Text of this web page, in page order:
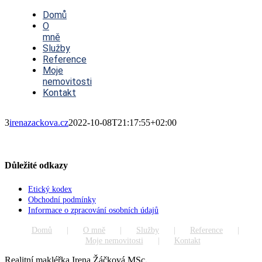
NavigationDomů
O
mně
Služby
Reference
Moje
nemovitosti
Kontakt
3irenazackova.cz2022-10-08T21:17:55+02:00
Důležité odkazy
Etický kodex
Obchodní podmínky
Informace o zpracování osobních údajů
Domů O mně Služby
Reference
Moje nemovitosti
Kontakt
Realitní makléřka Irena Žáčková MSc.